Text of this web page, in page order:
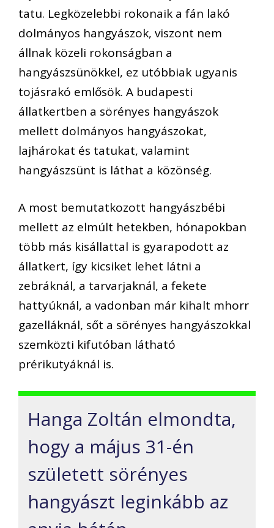
tatu. Legközelebbi rokonaik a fán lakó
dolmányos hangyászok, viszont nem
állnak közeli rokonságban a
hangyászsünökkel, ez utóbbiak ugyanis
tojásrakó emlősök. A budapesti
állatkertben a sörényes hangyászok
mellett dolmányos hangyászokat,
lajhárokat és tatukat, valamint
hangyászsünt is láthat a közönség.
A most bemutatkozott hangyászbébi
mellett az elmúlt hetekben, hónapokban
több más kisállattal is gyarapodott az
állatkert, így kicsiket lehet látni a
zebráknál, a tarvarjaknál, a fekete
hattyúknál, a vadonban már kihalt mhorr
gazelláknál, sőt a sörényes hangyászokkal
szemközti kifutóban látható
prérikutyáknál is.
Hanga Zoltán elmondta,
hogy a május 31-én
született sörényes
hangyászt leginkább az